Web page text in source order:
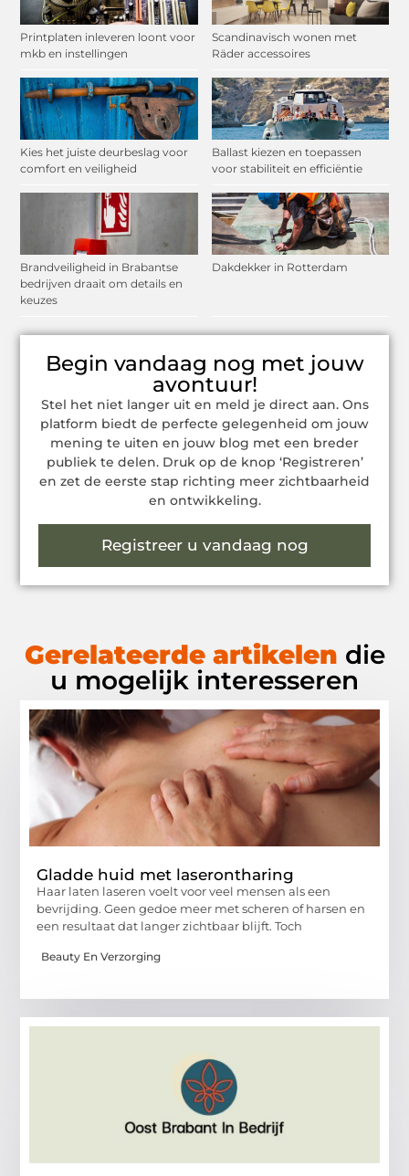
Printplaten inleveren loont voor
mkb en instellingen
Scandinavisch wonen met
Räder accessoires
Kies het juiste deurbeslag voor
comfort en veiligheid
Ballast kiezen en toepassen
voor stabiliteit en efficiëntie
Brandveiligheid in Brabantse
bedrijven draait om details en
keuzes
Dakdekker in Rotterdam
Begin vandaag nog met jouw
avontuur!
Stel het niet langer uit en meld je direct aan. Ons
platform biedt de perfecte gelegenheid om jouw
mening te uiten en jouw blog met een breder
publiek te delen. Druk op de knop ‘Registreren’
en zet de eerste stap richting meer zichtbaarheid
en ontwikkeling.
Registreer u vandaag nog
Gerelateerde artikelen die
u mogelijk interesseren
Gladde huid met laserontharing
Haar laten laseren voelt voor veel mensen als een
bevrijding. Geen gedoe meer met scheren of harsen en
een resultaat dat langer zichtbaar blijft. Toch
Beauty En Verzorging